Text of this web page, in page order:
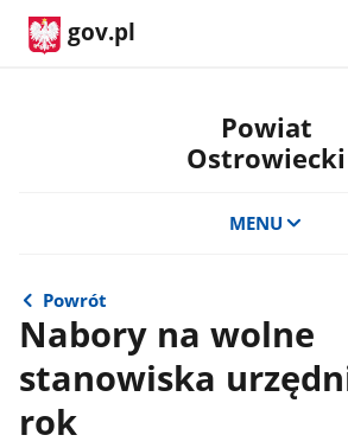
gov.pl
Powiat
Ostrowiecki
MENU
Powrót
Nabory na wolne
stanowiska
rok